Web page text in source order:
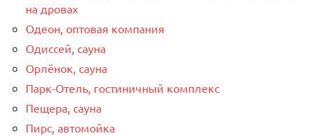
на дровах
Одеон, оптовая компания
Одиссей, сауна
Орлёнок, сауна
Парк-Отель, гостиничный комплекс
Пещера, сауна
Пирс, автомойка